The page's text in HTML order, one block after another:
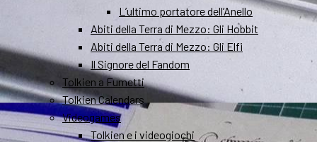
L’ultimo portatore dell’Anello
Abiti della Terra di Mezzo: Gli Hobbit
Abiti della Terra di Mezzo: Gli Elfi
Il Signore del Fandom
Tolkien a Fumetti
Tolkien Calendars
Videogames
Tolkien e i videogiochi